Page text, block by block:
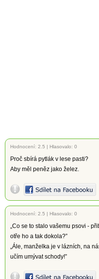
Hodnocení: 2.5 | Hlasovalo: 0
Proč sbírá pytlák v lese pasti?
Aby měl peněz jako želez.
Hodnocení: 2.5 | Hlasovalo: 0
„Co se to stalo vašemu psovi -
otře ho a tak dokola?”
„Ále, manželka je v lázních, na
učím umývat schody!”